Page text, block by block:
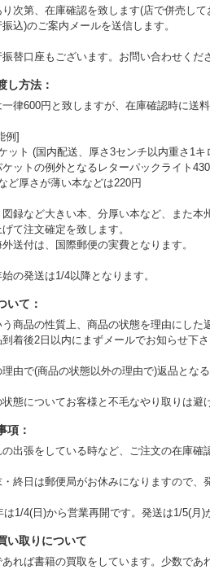
り次第、在庫確認を致します(店で併売し
込)のご案内メールを送信します。
替口座もございます。お問い合わせくだ
し方法：
律600円と致しますが、在庫確認時に送
例]
ット (国内配送、厚さ3センチ以内重さ1キ
ットの例外となるレターパックライト
ど厚さが薄い本などは220円
録など大きい本、分厚い本など、また本
て注文確定を致します。
送付は、国際郵便の実費となります。
の発送は1/4以降となります。
いて：
商品の性質上、商品の状態を理由にし
着後2日以内にまずメールでお知らせ下さ
由で(商品の状態以外の理由で)返品とな
状態についてお客様と不毛なやり取りは
項：
出張をしている時など、ご注文の在庫確
・終日は郵便局がお休みになりますので
1/4(日)から営業再開です。発送は1/5(月)
い取りについて
れば書籍の買取をしています。少数であ